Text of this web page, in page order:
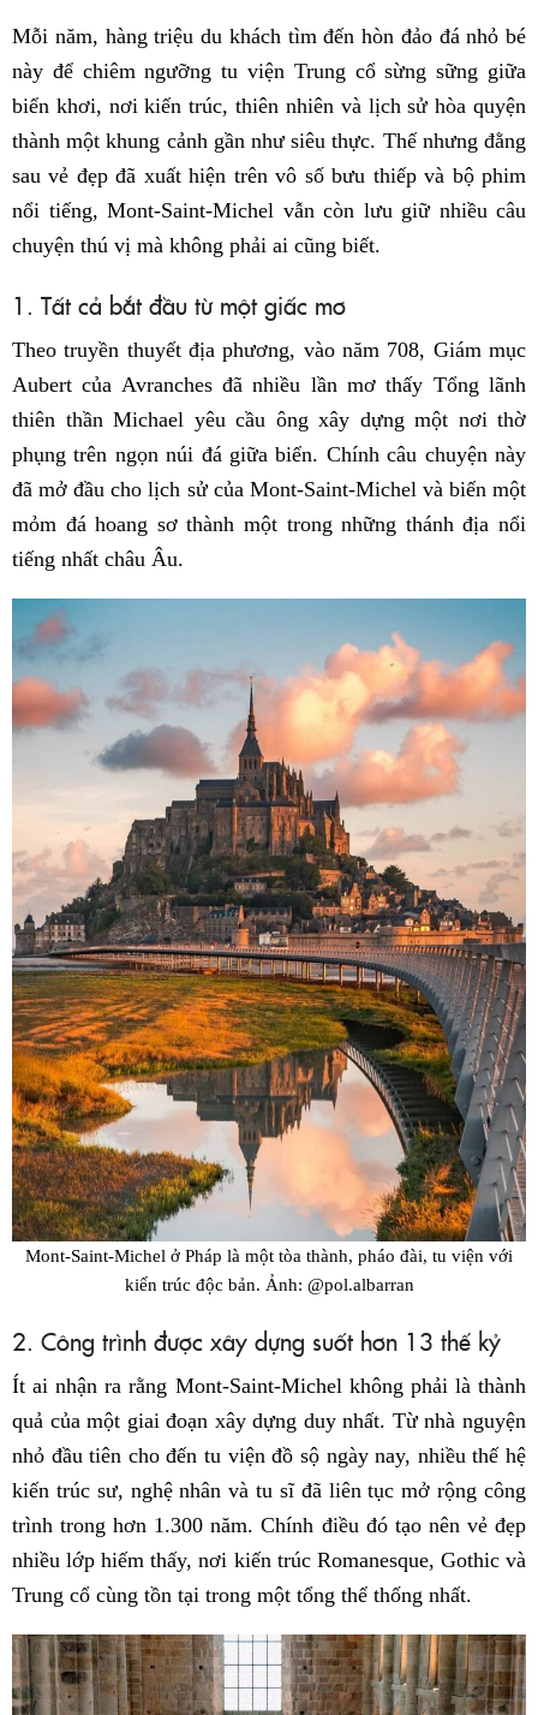
Mỗi năm, hàng triệu du khách tìm đến hòn đảo đá nhỏ bé
này để chiêm ngưỡng tu viện Trung cổ sừng sững giữa
biển khơi, nơi kiến trúc, thiên nhiên và lịch sử hòa quyện
thành một khung cảnh gần như siêu thực. Thế nhưng đằng
sau vẻ đẹp đã xuất hiện trên vô số bưu thiếp và bộ phim
nổi tiếng, Mont-Saint-Michel vẫn còn lưu giữ nhiều câu
chuyện thú vị mà không phải ai cũng biết.
1. Tất cả bắt đầu từ một giấc mơ
Theo truyền thuyết địa phương, vào năm 708, Giám mục
Aubert của Avranches đã nhiều lần mơ thấy Tổng lãnh
thiên thần Michael yêu cầu ông xây dựng một nơi thờ
phụng trên ngọn núi đá giữa biển. Chính câu chuyện này
đã mở đầu cho lịch sử của Mont-Saint-Michel và biến một
mỏm đá hoang sơ thành một trong những thánh địa nổi
tiếng nhất châu Âu.
Mont-Saint-Michel ở Pháp là một tòa thành, pháo đài, tu viện với
kiến trúc độc bản. Ảnh: @pol.albarran
2. Công trình được xây dựng suốt hơn 13 thế kỷ
Ít ai nhận ra rằng Mont-Saint-Michel không phải là thành
quả của một giai đoạn xây dựng duy nhất. Từ nhà nguyện
nhỏ đầu tiên cho đến tu viện đồ sộ ngày nay, nhiều thế hệ
kiến trúc sư, nghệ nhân và tu sĩ đã liên tục mở rộng công
trình trong hơn 1.300 năm. Chính điều đó tạo nên vẻ đẹp
nhiều lớp hiếm thấy, nơi kiến trúc Romanesque, Gothic và
Trung cổ cùng tồn tại trong một tổng thể thống nhất.